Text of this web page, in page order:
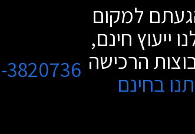
למקום
ייעוץ חינם,
הרכישה
בחינם
3820736